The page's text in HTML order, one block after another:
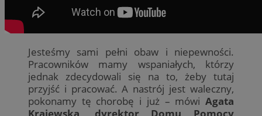
Jesteśmy sami pełni obaw i niepewności.
Pracowników mamy wspaniałych, którzy
jednak zdecydowali się na to, żeby tutaj
przyjść i pracować. A nastrój jest waleczny,
pokonamy tę chorobę i już – mówi Agata
Krajewska, dyrektor Domu Pomocy